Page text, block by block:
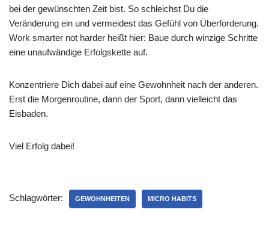
bei der gewünschten Zeit bist. So schleichst Du die
Veränderung ein und vermeidest das Gefühl von Überforderung.
Work smarter not harder heißt hier: Baue durch winzige Schritte
eine unaufwändige Erfolgskette auf.
Konzentriere Dich dabei auf eine Gewohnheit nach der anderen.
Erst die Morgenroutine, dann der Sport, dann vielleicht das
Eisbaden.
Viel Erfolg dabei!
Schlagwörter: GEWOHNHEITEN MICRO HABITS